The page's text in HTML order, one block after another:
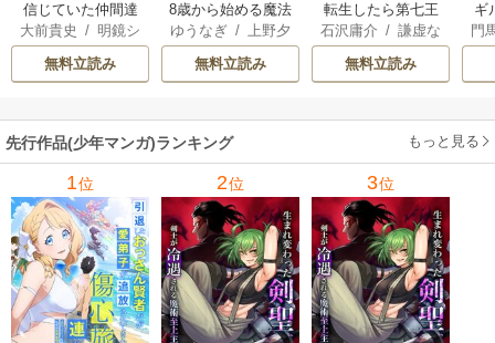
信じていた仲間達
にダンジョン奥地
で殺されかけたが
ギフト『無限ガチ
の仲間達を手に入
れて元パーティー
メンバーと世界に
復讐＆『ざま
ぁ！』します！
大前貴史 / 明鏡シ
スイ /tef
無料立読み
8歳から始める魔法
学
ゆうなぎ /上野夕
陽/ 乃希
無料立読み
転生したら第七王
子だったので、気
ままに魔術を極め
ます
石沢庸介 /謙虚な
サークル/
無料立読み
ギ
門
先行作品(少年マンガ)ランキング もっと見る
1位 2位 3位